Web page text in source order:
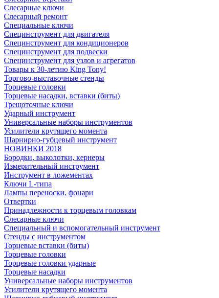
Слесарные ключи
Слесарный ремонт
Специальные ключи
Специнструмент для двигателя
Специнструмент для кондиционеров
Специнструмент для подвески
Специнструмент для узлов и агрегатов
Товары к 30-летию King Tony!
Торгово-выставочные стенды
Торцевые головки
Торцевые насадки, вставки (биты)
Трещоточные ключи
Ударный инструмент
Универсальные наборы инструментов
Усилители крутящего момента
Шарнирно-губцевый инструмент
НОВИНКИ 2018
Бородки, выколотки, кернеры
Измерительный инструмент
Инструмент в ложементах
Ключи L-типа
Лампы переноски, фонари
Отвертки
Принадлежности к торцевым головкам
Слесарные ключи
Специальный и вспомогательный инструмент
Стенды с инструментом
Торцевые вставки (биты)
Торцевые головки
Торцевые головки ударные
Торцевые насадки
Универсальные наборы инструментов
Усилители крутящего момента